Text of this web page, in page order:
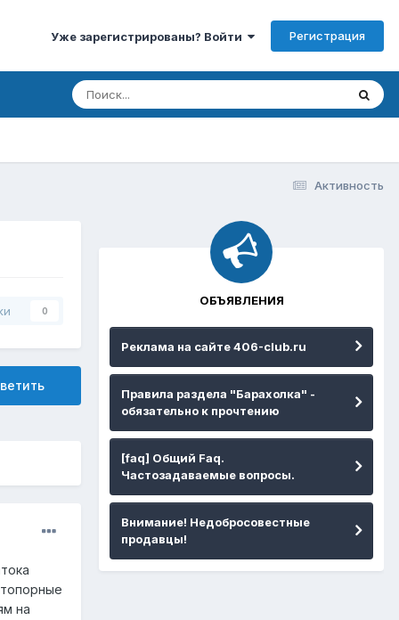
Уже зарегистрированы? Войти Регистрация
Активность
0
на
ОБЪЯВЛЕНИЯ
Реклама на сайте 406-club.ru
Правила раздела "Барахолка" -
обязательно к прочтению
[faq] Общий Faq.
Частозадаваемые вопросы.
Внимание! Недобросовестные
продавцы!